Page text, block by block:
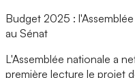
Budget 2025 :
au Sénat
L'Assemblée nationale a
première lecture le projet